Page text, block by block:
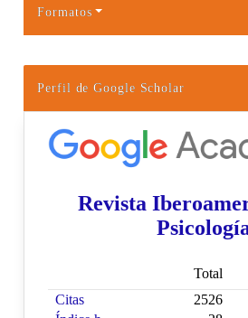
Formatos
Perfil de Google Scholar